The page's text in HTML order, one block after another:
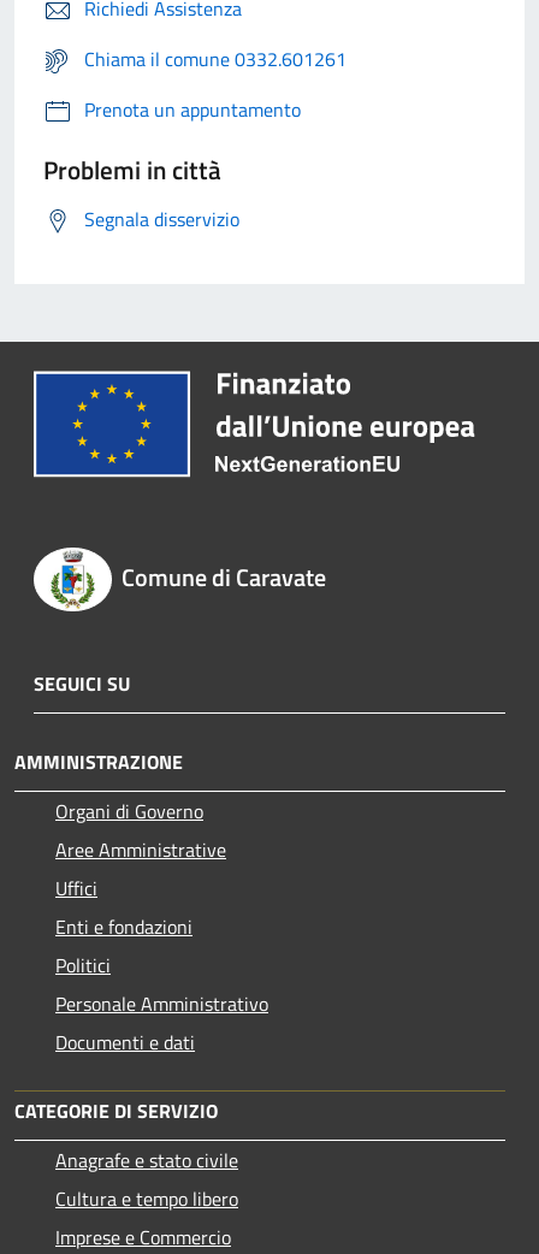
Richiedi Assistenza
Chiama il comune 0332.601261
Prenota un appuntamento
Problemi in città
Segnala disservizio
Comune di Caravate
SEGUICI SU
AMMINISTRAZIONE
Organi di Governo
Aree Amministrative
Uffici
Enti e fondazioni
Politici
Personale Amministrativo
Documenti e dati
CATEGORIE DI SERVIZIO
Anagrafe e stato civile
Cultura e tempo libero
Imprese e Commercio